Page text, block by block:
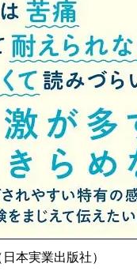
本実業出版社）